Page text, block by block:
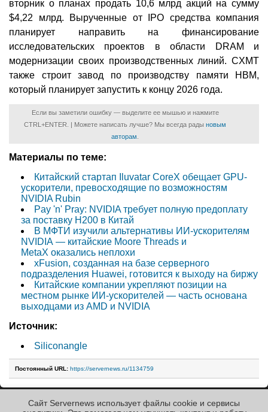
вторник о планах продать 10,6 млрд акций на сумму
$4,22 млрд. Вырученные от IPO средства компания
планирует направить на финансирование
исследовательских проектов в области DRAM и
модернизации своих производственных линий. CXMT
также строит завод по производству памяти HBM,
который планирует запустить к концу 2026 года.
Если вы заметили ошибку — выделите ее мышью и нажмите
CTRL+ENTER. | Можете написать лучше? Мы всегда рады новым
авторам
Материалы по теме:
Китайский стартап Iluvatar CoreX обещает GPU-
ускорители, превосходящие по возможностям
NVIDIA Rubin
Pay 'n' Pray: NVIDIA требует полную предоплату
за поставку H200 в Китай
В МФТИ изучили альтернативы ИИ-ускорителям
NVIDIA — китайские Moore Threads и
MetaX оказались неплохи
xFusion, созданная на базе серверного
подразделения Huawei, готовится к выходу на биржу
Китайские компании укрепляют позиции на
местном рынке ИИ-ускорителей — часть основана
выходцами из AMD и NVIDIA
Источник:
Siliconangle
Постоянный URL: https://servernews.ru/1134759
« Назад к ленте
Сайт Servernews использует файлы cookie и сервисы